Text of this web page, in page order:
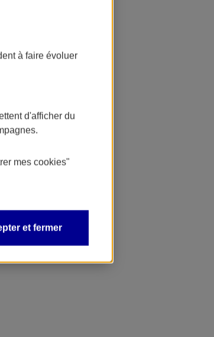
à faire évoluer
d'afficher du
mes cookies"
et fermer